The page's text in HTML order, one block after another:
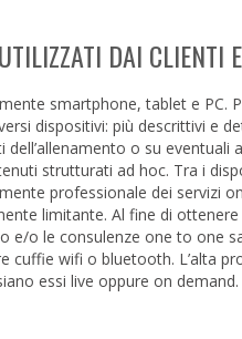
DAI CLIENTI
smartphone, tablet e PC.
dispositivi: più descrittivi e
o su eventuali
strutturati ad hoc. Tra i
professionale dei servizi
limitante. Al fine di
e/o le consulenze one to one
wifi o bluetooth. L’alta
essi live oppure on demand.